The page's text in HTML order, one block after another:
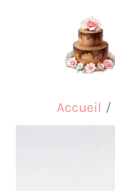
Accueil